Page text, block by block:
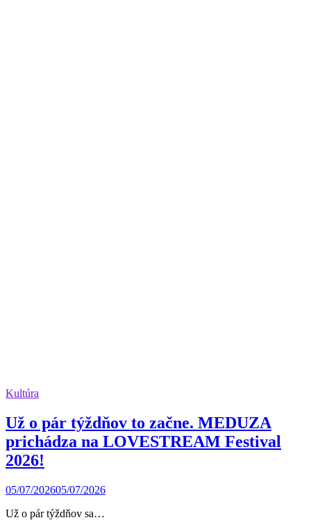
Kultúra
Už o pár týždňov to začne. MEDUZA
prichádza na LOVESTREAM Festival
2026!
05/07/202605/07/2026
Už o pár týždňov sa…